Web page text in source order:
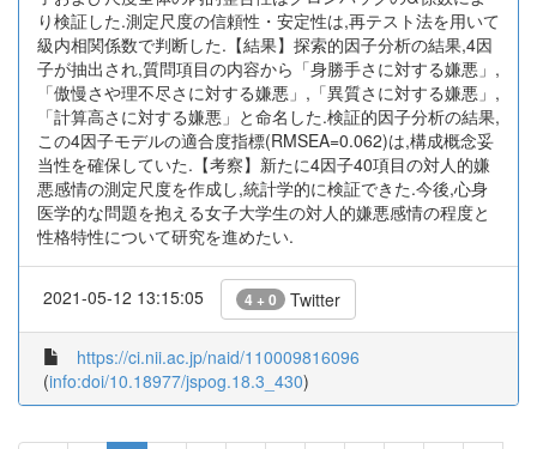
り検証した.測定尺度の信頼性・安定性は,再テスト法を用いて
級内相関係数で判断した.【結果】探索的因子分析の結果,4因
子が抽出され,質問項目の内容から「身勝手さに対する嫌悪」,
「傲慢さや理不尽さに対する嫌悪」,「異質さに対する嫌悪」,
「計算高さに対する嫌悪」と命名した.検証的因子分析の結果,
この4因子モデルの適合度指標(RMSEA=0.062)は,構成概念妥
当性を確保していた.【考察】新たに4因子40項目の対人的嫌
悪感情の測定尺度を作成し,統計学的に検証できた.今後,心身
医学的な問題を抱える女子大学生の対人的嫌悪感情の程度と
性格特性について研究を進めたい.
2021-05-12 13:15:05 4 + 0 Twitter
https://ci.nii.ac.jp/naid/110009816096
(info:doi/10.18977/jspog.18.3_430)